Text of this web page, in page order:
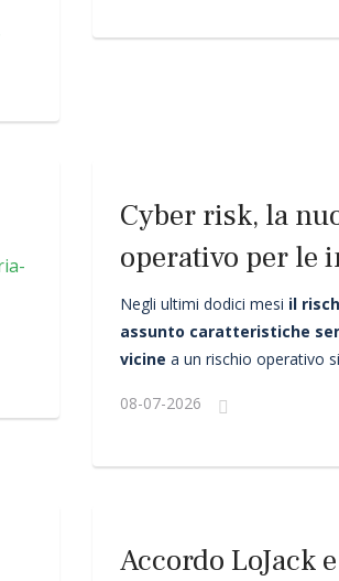
Cyber risk, la
operativo per le
Negli ultimi dodici mesi il
assunto caratteristiche
vicine a un rischio operativo
08-07-2026
Accordo LoJack